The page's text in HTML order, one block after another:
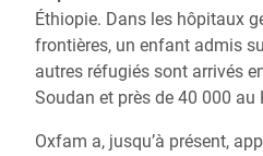
Éthiopie. Dans les hôpitaux
frontières, un enfant admis
autres réfugiés sont arrivés
Soudan et près de 40 000 au
Oxfam a, jusqu’à présent,